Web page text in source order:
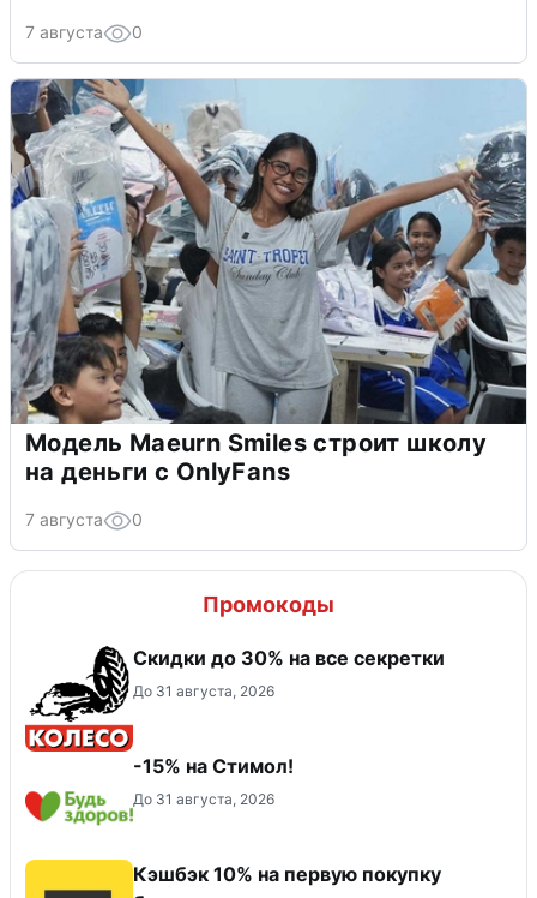
7 августа 0
Модель Maeurn Smiles строит школу
на деньги с OnlyFans
7 августа 0
Промокоды
Скидки до 30% на все секретки
До 31 августа, 2026
-15% на Стимол!
До 31 августа, 2026
Кэшбэк 10% на первую покупку